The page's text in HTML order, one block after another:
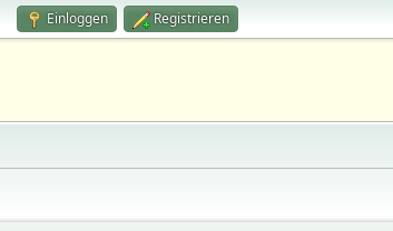
Einloggen Registrieren